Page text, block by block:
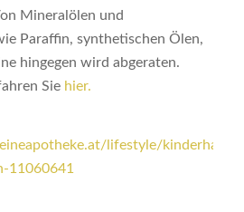
Mineralölen und
Paraffin, synthetischen Ölen,
hingegen wird abgeraten.
Sie hier.
.at/lifestyle/kinderhaut-
11060641